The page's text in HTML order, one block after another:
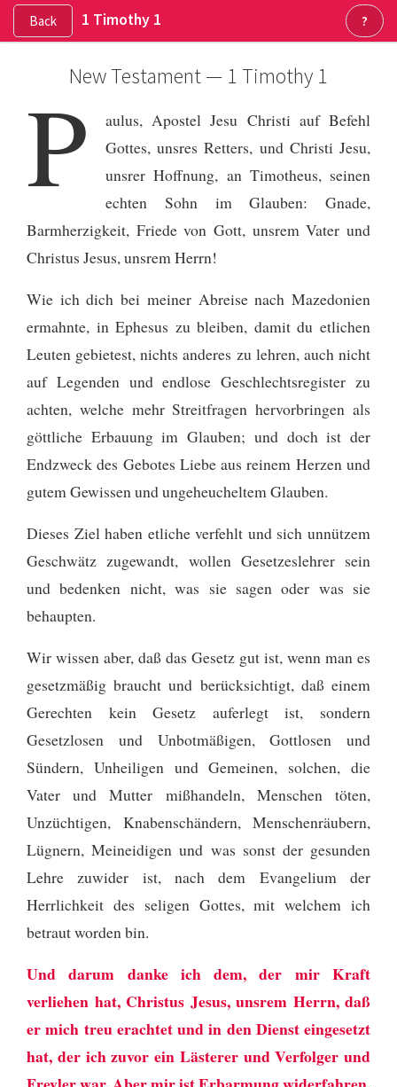
Back 1 Timothy 1 ?
New Testament — 1 Timothy 1
P
aulus, Apostel Jesu Christi auf Befehl
Gottes, unsres Retters, und Christi Jesu,
unsrer Hoffnung, an Timotheus, seinen
echten Sohn im Glauben: Gnade,
Barmherzigkeit, Friede von Gott, unsrem Vater und
Christus Jesus, unsrem Herrn!
Wie ich dich bei meiner Abreise nach Mazedonien
ermahnte, in Ephesus zu bleiben, damit du etlichen
Leuten gebietest, nichts anderes zu lehren, auch nicht
auf Legenden und endlose Geschlechtsregister zu
achten, welche mehr Streitfragen hervorbringen als
göttliche Erbauung im Glauben; und doch ist der
Endzweck des Gebotes Liebe aus reinem Herzen und
gutem Gewissen und ungeheucheltem Glauben.
Dieses Ziel haben etliche verfehlt und sich unnützem
Geschwätz zugewandt, wollen Gesetzeslehrer sein
und bedenken nicht, was sie sagen oder was sie
behaupten.
Wir wissen aber, daß das Gesetz gut ist, wenn man es
gesetzmäßig braucht und berücksichtigt, daß einem
Gerechten kein Gesetz auferlegt ist, sondern
Gesetzlosen und Unbotmäßigen, Gottlosen und
Sündern, Unheiligen und Gemeinen, solchen, die
Vater und Mutter mißhandeln, Menschen töten,
Unzüchtigen, Knabenschändern, Menschenräubern,
Lügnern, Meineidigen und was sonst der gesunden
Lehre zuwider ist,
nach dem Evangelium der
Herrlichkeit des seligen Gottes, mit welchem ich
betraut worden bin.
Und darum danke ich dem, der mir Kraft
verliehen hat, Christus Jesus, unsrem Herrn, daß
er mich treu erachtet und in den Dienst eingesetzt
hat, der ich zuvor ein Lästerer und Verfolger und